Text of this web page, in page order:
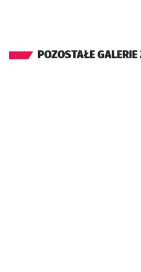
POZOSTAŁE GALERIE